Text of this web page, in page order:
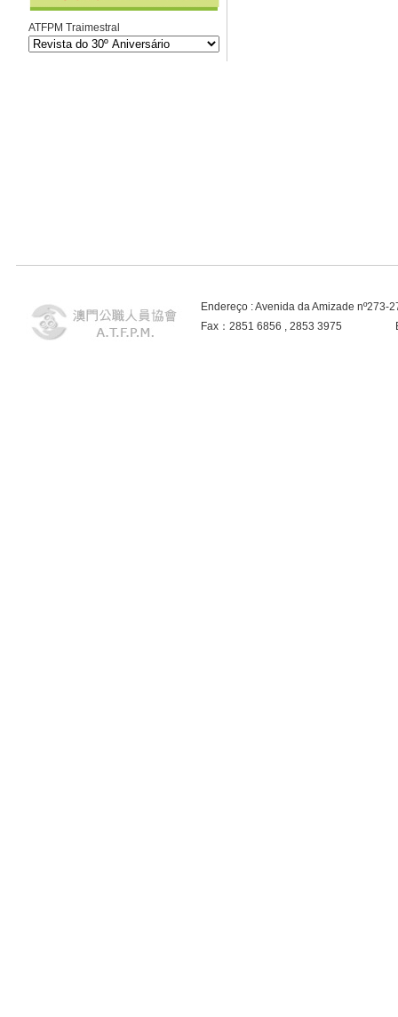
ATFPM Traimestral
Endereço : Avenida da Amizade
Fax：2851 6856 , 2853 3975